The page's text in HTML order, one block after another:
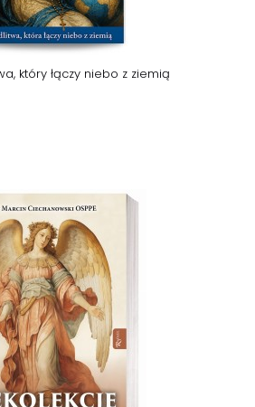
który łączy niebo z ziemią